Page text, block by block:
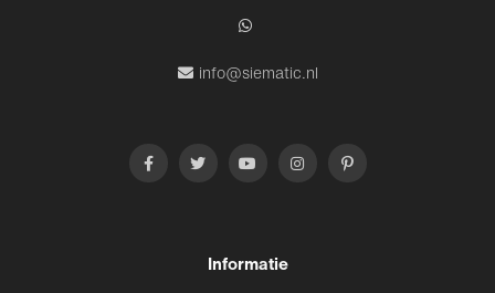
info@siematic.nl
Informatie